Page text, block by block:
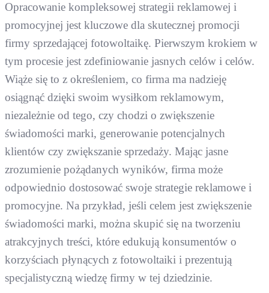
Opracowanie kompleksowej strategii reklamowej i
promocyjnej jest kluczowe dla skutecznej promocji
firmy sprzedającej fotowoltaikę. Pierwszym krokiem w
tym procesie jest zdefiniowanie jasnych celów i celów.
Wiąże się to z określeniem, co firma ma nadzieję
osiągnąć dzięki swoim wysiłkom reklamowym,
niezależnie od tego, czy chodzi o zwiększenie
świadomości marki, generowanie potencjalnych
klientów czy zwiększanie sprzedaży. Mając jasne
zrozumienie pożądanych wyników, firma może
odpowiednio dostosować swoje strategie reklamowe i
promocyjne. Na przykład, jeśli celem jest zwiększenie
świadomości marki, można skupić się na tworzeniu
atrakcyjnych treści, które edukują konsumentów o
korzyściach płynących z fotowoltaiki i prezentują
specjalistyczną wiedzę firmy w tej dziedzinie.